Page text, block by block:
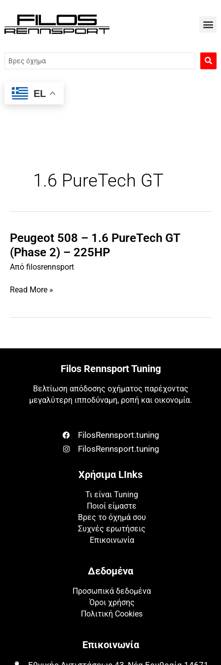
περιεχόμενο
Search
...
EL
1.6 PureTech GT
Peugeot 508 – 1.6 PureTech GT
(Phase 2) – 225HP
Από filosrennsport
Peugeot
508
–
1.6
GT
2)
Read More »
Filos Rennsport Tuning
Βελτίωση απόδοσης οχήματος παρέχοντας
μεγαλύτερη ιπποδύναμη, ροπή και οικονομία.
FilosRennsport.tuning
FilosRennsport.tuning
Χρήσιμα LInks
Τι είναι Tuning
Ποιοί είμαστε
Βρες το όχημά σου
Συχνές ερωτήσεις
Επικοινωνία
Δεδομένα
Προσωπικά δεδομένα
Όροι χρήσης
Πολιτική Cookies
Επικοινωνία